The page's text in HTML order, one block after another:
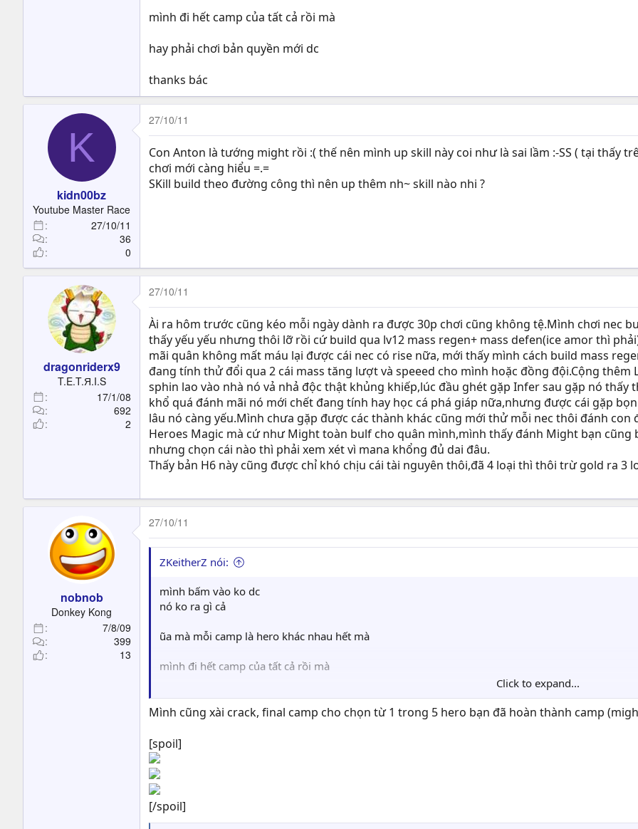
mình đi hết camp của tất cả rồi mà
hay phải chơi bản quyền mới dc
thanks bác
K
kidn00bz
Youtube Master Race
27/10/11
36
0
27/10/11
Con Anton là tướng might rồi :( thế nên mình up skill này coi như là sai lầm :-SS ( tại thấy
chơi mới càng hiểu =.=
SKill build theo đường công thì nên up thêm nh~ skill nào nhi ?
dragonriderx9
T.E.T.Я.I.S
17/1/08
692
2
27/10/11
Ài ra hôm trước cũng kéo mỗi ngày dành ra được 30p chơi cũng không tệ.Mình chơi nec
thấy yếu yếu nhưng thôi lỡ rồi cứ build qua lv12 mass regen+ mass defen(ice amor thì
mãi quân không mất máu lại được cái nec có rise nữa, mới thấy mình cách build mass
đang tính thử đổi qua 2 cái mass tăng lượt và speeed cho mình hoặc đồng đội.Cộng
sphin lao vào nhà nó vả nhả độc thật khủng khiếp,lúc đầu ghét gặp Infer sau gặp nó
khổ quá đánh mãi nó mới chết đang tính hay học cá phá giáp nữa,nhưng được cái gặp
lâu nó càng yếu.Mình chưa gặp được các thành khác cũng mới thử mỗi nec thôi đánh
Heroes Magic mà cứ như Might toàn bulf cho quân mình,mình thấy đánh Might bạn
nhưng chọn cái nào thì phải xem xét vì mana khổng đủ dai đâu.
Thấy bản H6 này cũng được chỉ khó chịu cái tài nguyên thôi,đã 4 loại thì thôi trừ gold ra 3
nobnob
Donkey Kong
7/8/09
399
13
27/10/11
ZKeitherZ nói:
mình bấm vào ko dc
nó ko ra gì cả
ũa mà mỗi camp là hero khác nhau hết mà
mình đi hết camp của tất cả rồi mà
hay phải chơi bản quyền mới dc
Click to expand...
Mình cũng xài crack, final camp cho chọn từ 1 trong 5 hero bạn đã hoàn thành camp
[spoil]
[/spoil]